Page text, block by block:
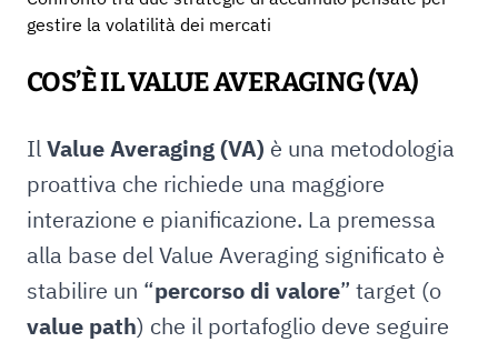
gestire la volatilità dei mercati
COS’È IL VALUE AVERAGING (VA)
IlValue Averaging (VA) è una metodologia
proattiva che richiede una maggiore
interazione e pianificazione. La premessa
alla base del Value Averaging significato è
stabilire un “percorso di valore” target (o
value path) che il portafoglio deve seguire